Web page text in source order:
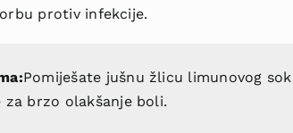
protiv infekcije.
Pomiješate jušnu žlicu limunovog
za brzo olakšanje boli.